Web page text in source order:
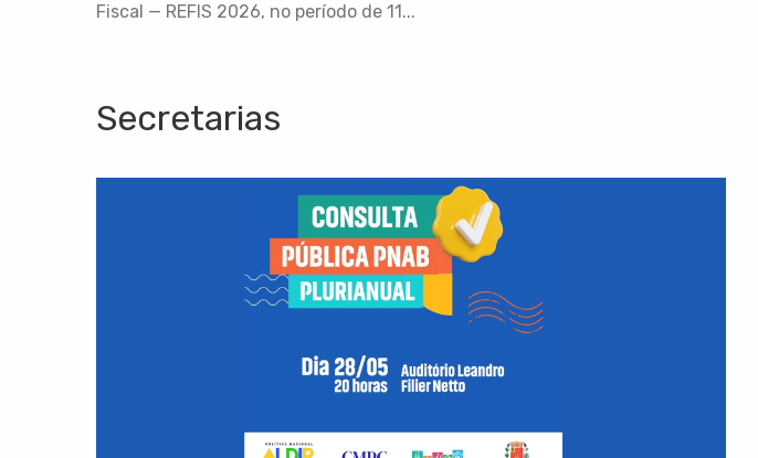
Fiscal — REFIS 2026, no período de 11...
Secretarias